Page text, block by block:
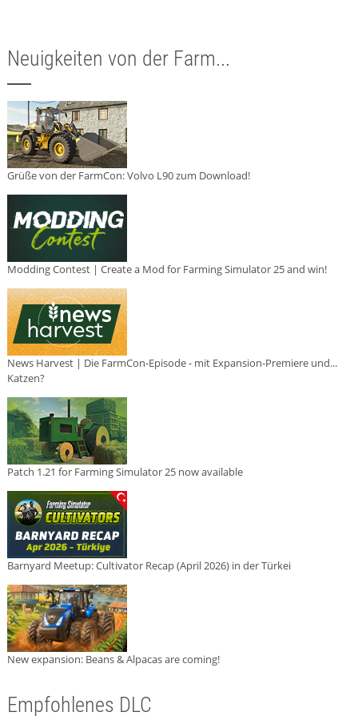
Neuigkeiten von der Farm...
Grüße von der FarmCon: Volvo L90 zum Download!
Modding Contest | Create a Mod for Farming Simulator 25 and win!
News Harvest | Die FarmCon-Episode - mit Expansion-Premiere und...
Katzen?
Patch 1.21 for Farming Simulator 25 now available
Barnyard Meetup: Cultivator Recap (April 2026) in der Türkei
New expansion: Beans & Alpacas are coming!
Empfohlenes DLC